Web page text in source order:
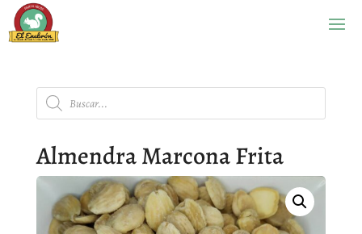
Búsqueda
de
productos
Almendra Marcona Frita